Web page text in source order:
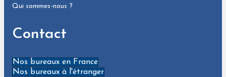
Qui sommes-nous ?
Contact
Nos bureaux en France
Nos bureaux à l'étranger